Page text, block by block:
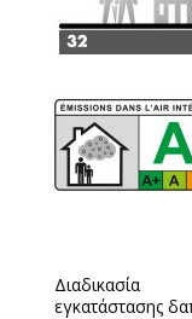
Διαδικασία
εγκατάστασης